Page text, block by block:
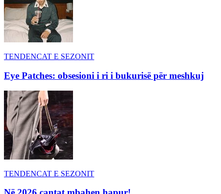
TENDENCAT E SEZONIT
Eye Patches: obsesioni i ri i bukurisë për meshkuj
TENDENCAT E SEZONIT